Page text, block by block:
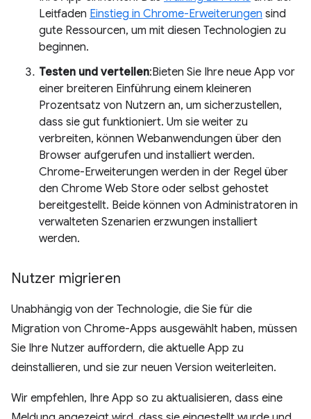
Leitfaden Einstieg in Chrome-Erweiterungen sind
gute Ressourcen, um mit diesen Technologien zu
beginnen.
Testen und verteilen:Bieten Sie Ihre neue App vor
einer breiteren Einführung einem kleineren
Prozentsatz von Nutzern an, um sicherzustellen,
dass sie gut funktioniert. Um sie weiter zu
verbreiten, können Webanwendungen über den
Browser aufgerufen und installiert werden.
Chrome-Erweiterungen werden in der Regel über
den Chrome Web Store oder selbst gehostet
bereitgestellt. Beide können von Administratoren in
verwalteten Szenarien erzwungen installiert
werden.
Nutzer migrieren
Unabhängig von der Technologie, die Sie für die
Migration von Chrome-Apps ausgewählt haben, müssen
Sie Ihre Nutzer auffordern, die aktuelle App zu
deinstallieren, und sie zur neuen Version weiterleiten.
Wir empfehlen, Ihre App so zu aktualisieren, dass eine